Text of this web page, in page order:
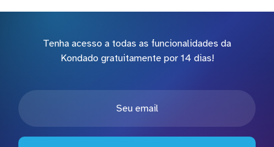
Tenha acesso a todas as funcionalidades da
Kondado gratuitamente por 14 dias!